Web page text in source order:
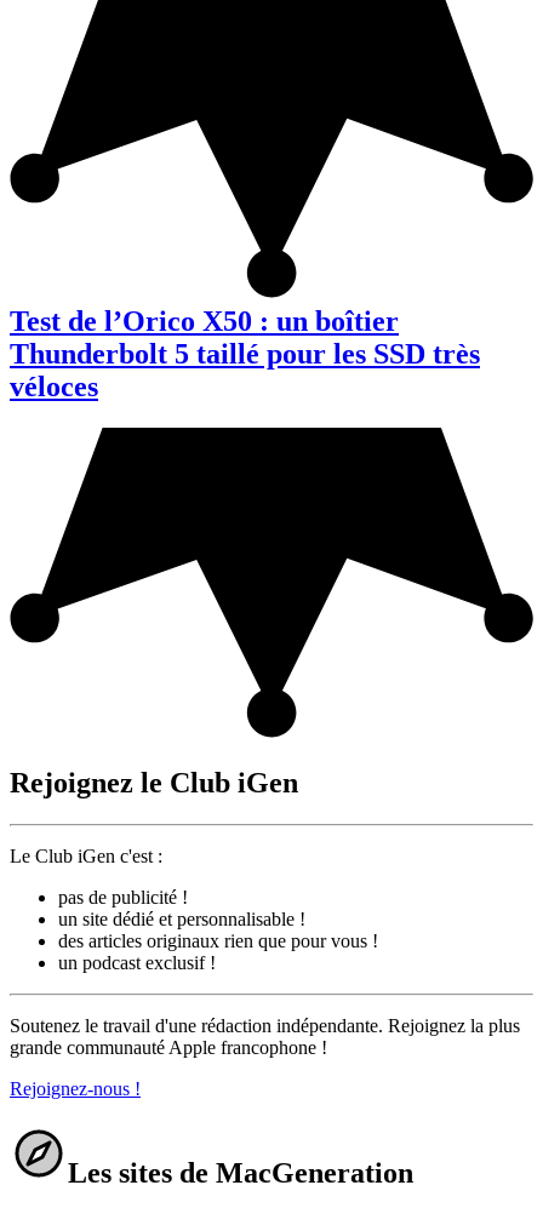
Test de l’Orico X50 : un boîtier
Thunderbolt 5 taillé pour les SSD très
véloces
Rejoignez le Club iGen
Le Club iGen c'est :
pas de publicité !
un site dédié et personnalisable !
des articles originaux rien que pour vous !
un podcast exclusif !
Soutenez le travail d'une rédaction indépendante. Rejoignez la plus
grande communauté Apple francophone !
Rejoignez-nous !
Les sites de MacGeneration